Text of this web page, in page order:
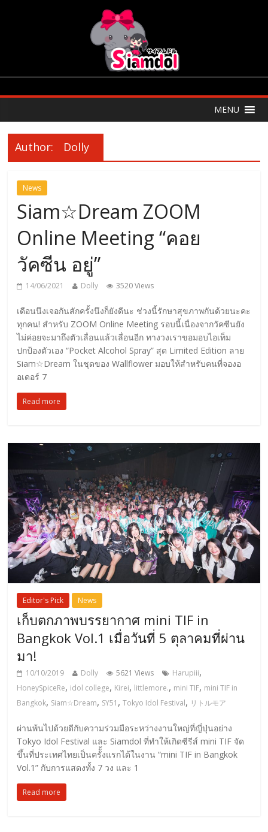
MENU
Author: Dolly
News
Siam☆Dream ZOOM
Online Meeting “คอย
วัคซีน อยู่”
14/06/2021 Dolly 3520 Views
เดือนนึงเจอกันสักครั้งนึงก็ยังดีนะ ช่วงนี้รักษาสุขภาพกันด้วยนะคะ
ทุกคน! สำหรับ ZOOM Online Meeting รอบนี้เนื่องจากวัคซีนยัง
ไม่ค่อยจะมาถึงตัวเลื่อนแล้วเลื่อนอีก ทางวงเราขอมอบไอเท็ม
ปกป้องตัวเอง “Pocket Alcohol Spray” สุด Limited Edition ลาย
Siam☆Dream ในชุดของ Wallflower มอบให้สำหรับคนที่จองอ
อเดอร์ 7
Read more
Editor's Pick News
เก็บตกภาพบรรยากาศ mini TIF in
Bangkok Vol.1 เมื่อวันที่ 5 ตุลาคมที่ผ่าน
มา!
10/10/2019 Dolly 5621 Views Harupiii,
HoneySpiceRe, idol college, Kirei, littlemore., mini TIF, mini TIF in
Bangkok, Siam☆Dream, SY51 ,Tokyo Idol Festival, リトルモア
ผ่านพ้นไปด้วยดีกับความร่วมมือระหว่างงานใหญ่ที่ญี่ปุ่นอย่าง
Tokyo Idol Festival และ Siamdol ที่ทำให้เกิดซีรีส์ mini TIF จัด
ขึ้นที่ประเทศไทยเป็นครัั้งแรกได้ในงาน “mini TIF in Bangkok
Vol.1” กับการแสดงทั้ง 7 วง และ 1
Read more